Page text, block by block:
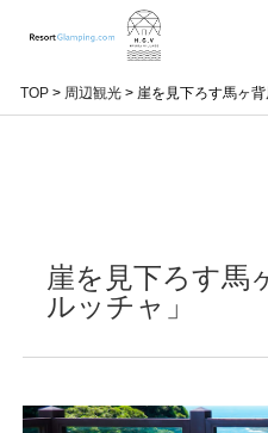
TOP> 周辺観光> 崖を見下ろす馬ヶ背
崖を見下ろす馬
ルッチャ」